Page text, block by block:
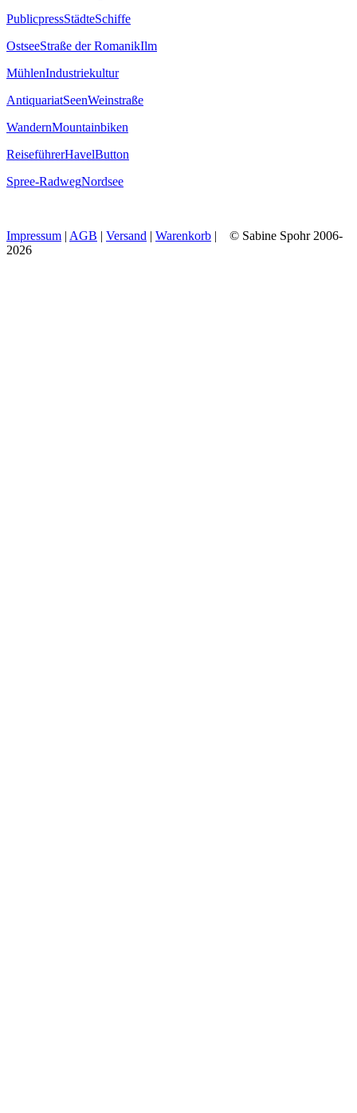
PublicpressStädteSchiffe
OstseeStraße der RomanikIlm
MühlenIndustriekultur
AntiquariatSeenWeinstraße
WandernMountainbiken
ReiseführerHavelButton
Spree-RadwegNordsee
Impressum | AGB | Versand | Warenkorb | © Sabine Spohr 2006-
2026